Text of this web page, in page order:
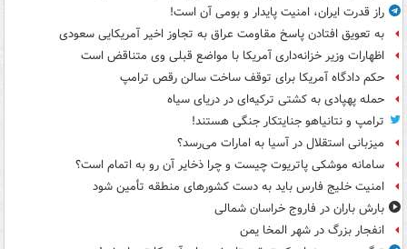
راز قدرت ایران، امنیت پایدار و بومی آن است!
به تعویق افتادن پاسخ مقاومت عراق به تجاوز اخیر آمریکایی سعودی
اظهارات وزیر خزانه‌داری آمریکا با مواضع قبلی وی متناقض است
حکم دادگاه آمریکا برای توقف ساخت سالن رقص ترامپ
حمله پهپادی به کشتی ترکیه‌ای در دریای سیاه
ترامپ و نتانیاهو جنایتکار جنگی هستند!
میزبانی استقلال در آسیا به امارات می‌رسد؟
سامانه موشکی پاتریوت چیست و چرا ذخایر آن رو به اتمام است؟
امنیت خلیج فارس باید به دست کشورهای منطقه تأمین شود
بارش باران در فاروج خراسان شمالی
انفجار بزرگ در شهر المخا یمن